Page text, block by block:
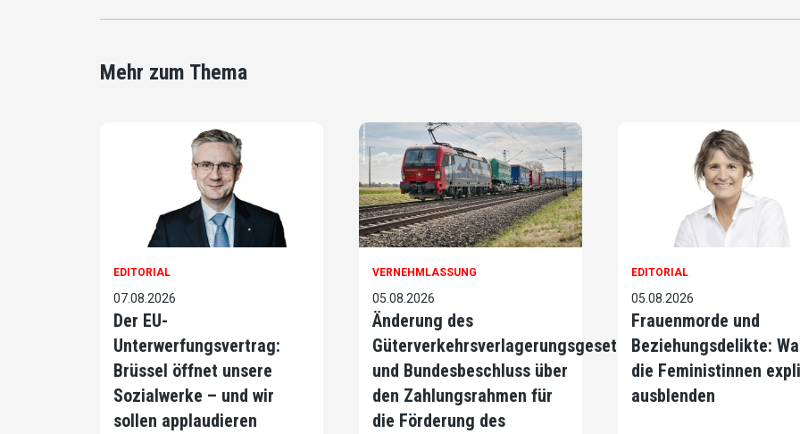
Mehr zum Thema
EDITORIAL
07.08.2026
Der EU-
Unterwerfungsvertrag:
Brüssel öffnet unsere
Sozialwerke – und wir
sollen applaudieren
VERNEHMLASSUNG
05.08.2026
Änderung des
Güterverkehrsverlagerungsgesetzes
und Bundesbeschluss über
den Zahlungsrahmen für
die Förderung des
EDITORIAL
05.08.2026
Frauenmorde und
Beziehungsdelikte:
die Feministinnen
ausblenden